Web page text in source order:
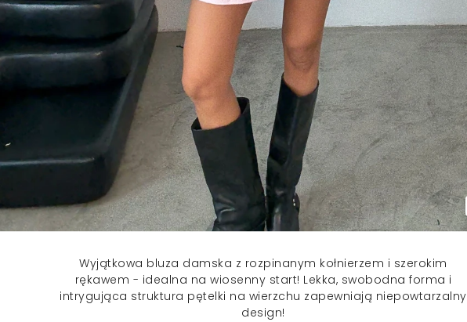
Wyjątkowa bluza damska z rozpinanym kołnierzem i szerokim
rękawem - idealna na wiosenny start! Lekka, swobodna forma i
intrygująca struktura pętelki na wierzchu zapewniają niepowtarzalny
design!